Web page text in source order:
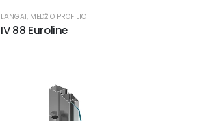
LANGAI, MEDŽIO PROFILIO
IV 88 Euroline